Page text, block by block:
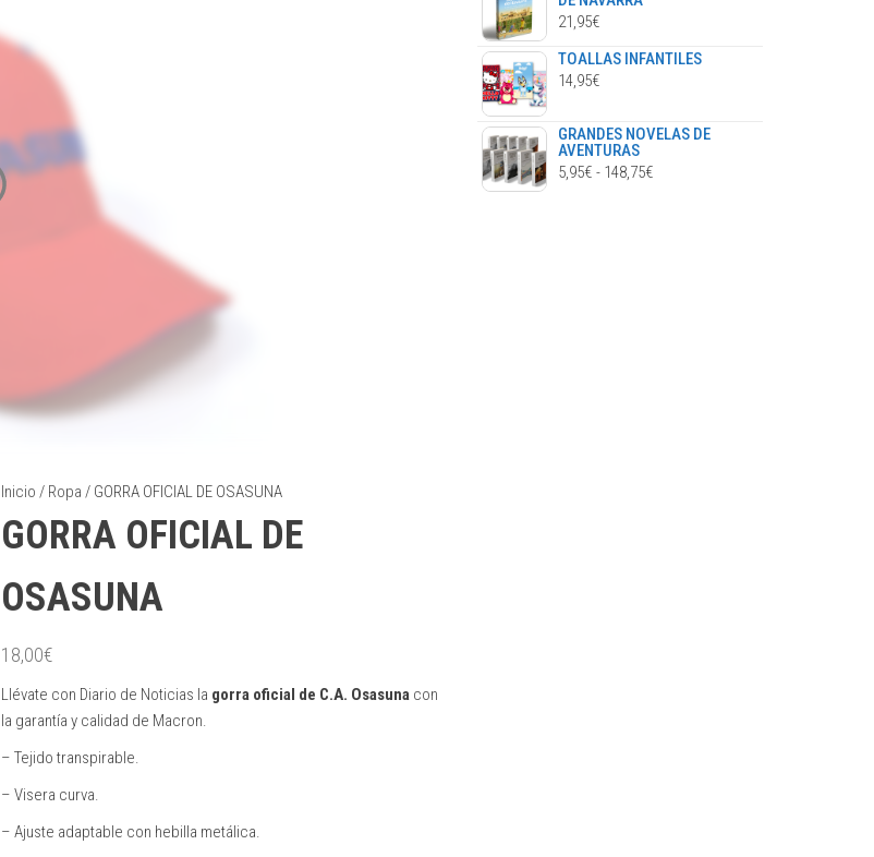
Inicio / Ropa / GORRA OFICIAL DE OSASUNA
GORRA OFICIAL DE
OSASUNA
18,00€
Llévate con Diario de Noticias la gorra oficial de C.A. Osasunacon
la garantía y calidad de Macron.
– Tejido transpirable.
– Visera curva.
– Ajuste adaptable con hebilla metálica.
21,95€
TOALLAS INFANTILES
14,95€
GRANDES NOVELAS DE
AVENTURAS
5,95€ - 148,75€RANGO